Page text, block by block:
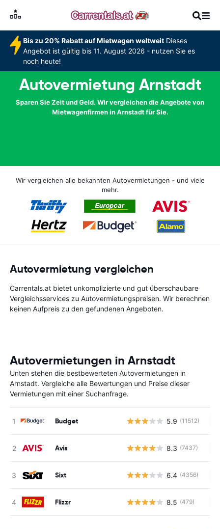
Bis zu 20% Rabatt auf Mietwagen weltweitDieses
Angebot ist gültig bis 11. August 2026 - nutzen Sie es
noch heute!
Autovermietung Arnstadt
Sparen Sie Zeit und Geld. Wir vergleichen die Angebote von
Mietwagenfirmen in Arnstadt für Sie.
Wir vergleichen alle bekannten Autovermietungen - und viele
mehr.
Autovermietung vergleichen
Carrentals.at bietet unkomplizierte und gut überschaubare
Vergleichsservices zu Autovermietungspreisen. Wir berechnen
keinen Aufpreis zu den gefundenen Angeboten.
Autovermietungen in Arnstadt
Unten stehen die bestbewerteten Autovermietungen in
Arnstadt. Vergleiche alle Bewertungen und Preise dieser
Vermietungen mit einer Suchanfrage.
Budget 5.9 (11512)
Avis 8.3 (7437)
Sixt 6.4 (4356)
Flizzr 8.5 (479)